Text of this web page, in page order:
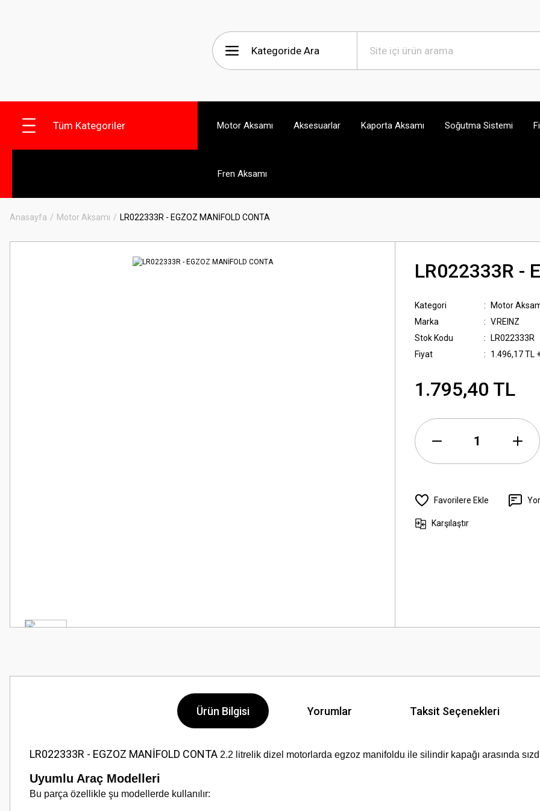
Tüm Kategoriler Motor Aksamı Aksesuarlar Kaporta Aksamı Soğutma Sistemi
Fren Aksamı
Anasayfa Motor Aksamı LR022333R - EGZOZ MANİFOLD CONTA
LR022333R -
Kategori
Motor
Marka
V.REINZ
Stok Kodu
LR022333R
Fiyat
1.496,17 TL
1.795,40 TL
Karşılaştır
Ürün Bilgisi Yorumlar Taksit Seçenekleri
LR022333R - EGZOZ MANİFOLD CONTA 2.2 litrelik dizel motorlarda egzoz manifoldu ile silindir kapağı arasında
Uyumlu Araç Modelleri
Bu parça özellikle şu modellerde kullanılır: